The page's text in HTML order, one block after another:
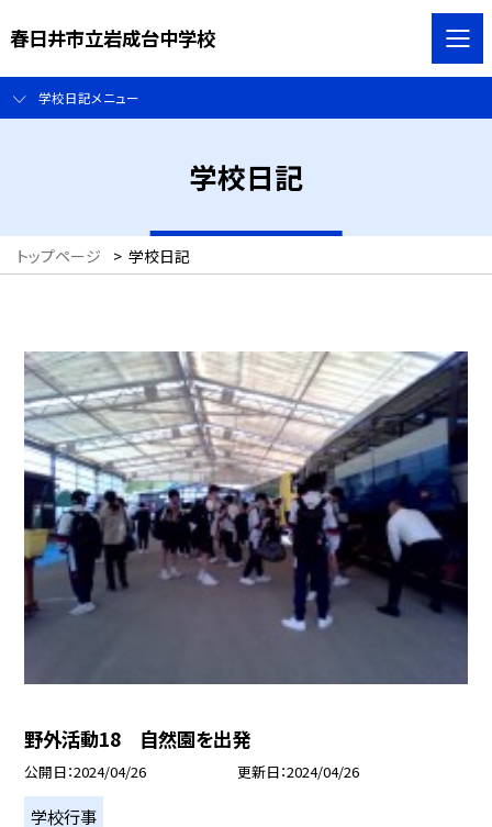
春日井市立岩成台中学校
学校日記メニュー
学校日記
トップページ > 学校日記
野外活動18 自然園を出発
公開日 2024/04/26 更新日 2024/04/26
学校行事